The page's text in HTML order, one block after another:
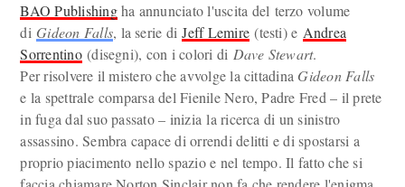
BAO Publishingha annunciato l'uscita del terzo volume
di Gideon Falls, la serie diJeff Lemire (testi) e Andrea
Sorrentino(disegni), con i colori di Dave Stewart.
Per risolvere il mistero che avvolge la cittadina Gideon Falls
e la spettrale comparsa del Fienile Nero, Padre Fred – il prete
in fuga dal suo passato – inizia la ricerca di un sinistro
assassino. Sembra capace di orrendi delitti e di spostarsi a
proprio piacimento nello spazio e nel tempo. Il fatto che si